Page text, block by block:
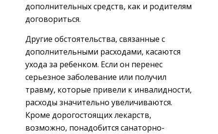
дополнительных средств, как и родителям
договориться.
Другие обстоятельства, связанные с
дополнительными расходами, касаются
ухода за ребенком. Если он перенес
серьезное заболевание или получил
травму, которые привели к инвалидности,
расходы значительно увеличиваются.
Кроме дорогостоящих лекарств,
возможно, понадобится санаторно-